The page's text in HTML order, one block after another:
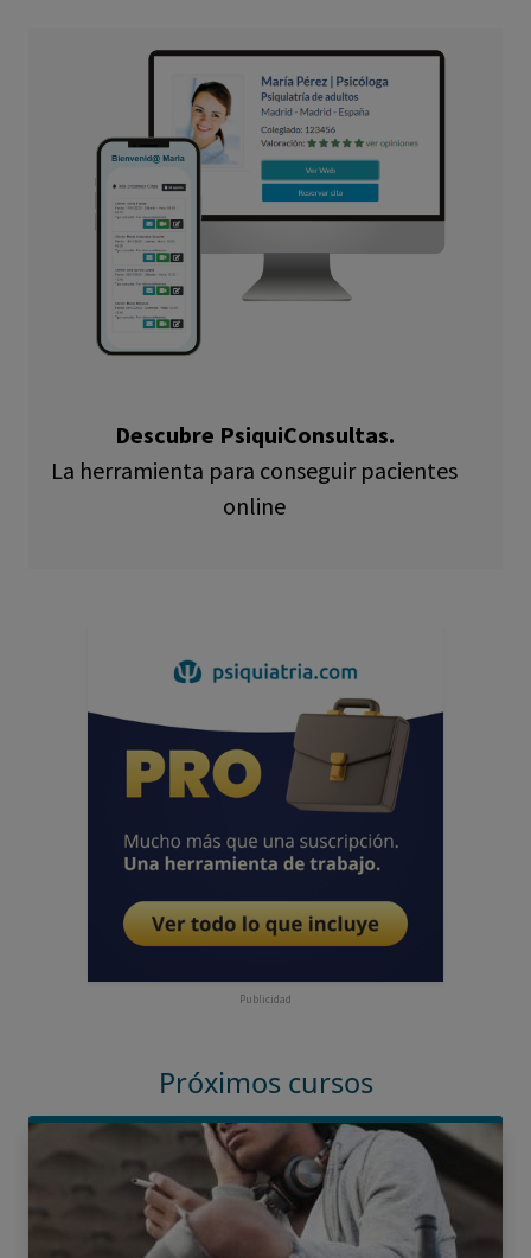
Descubre PsiquiConsultas.
La herramienta para conseguir pacientes
online
Publicidad
Próximos cursos